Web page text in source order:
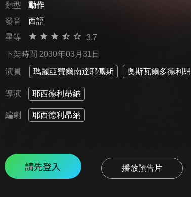
類型
動作
發音
西語
星等
3.7
下架時間 2030年03月31日
演員 瑪麗亞費爾南達耶佩斯 奧斯瓦爾多德利昂
導演 耶西德利昂納
編劇 耶西德利昂納
請先登入 播放預告片